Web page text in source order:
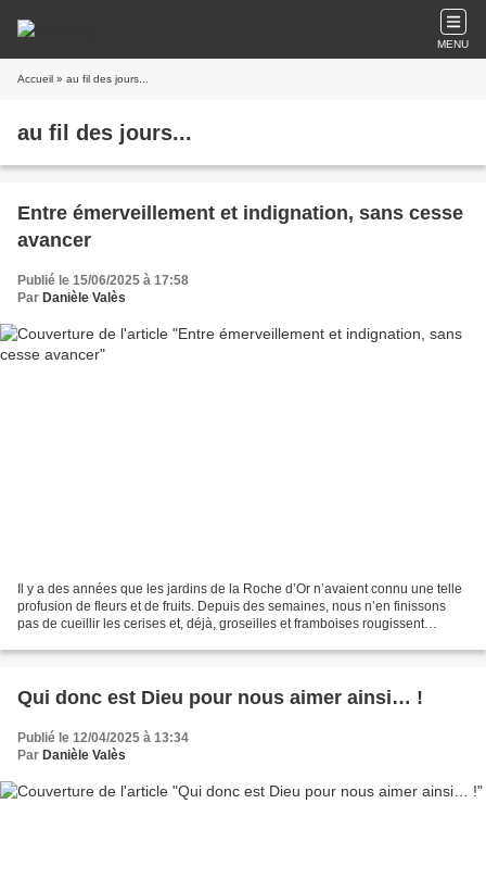
MENU
Accueil » au fil des jours...
au fil des jours...
Entre émerveillement et indignation, sans cesse
avancer
Publié le 15/06/2025 à 17:58
Par Danièle Valès
Il y a des années que les jardins de la Roche d’Or n’avaient connu une telle
profusion de fleurs et de fruits. Depuis des semaines, nous n’en finissons
pas de cueillir les cerises et, déjà, groseilles et framboises rougissent
Qui donc est Dieu pour nous aimer ainsi… !
Publié le 12/04/2025 à 13:34
Par Danièle Valès